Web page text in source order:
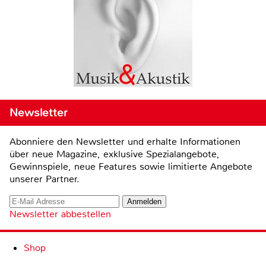
Newsletter
Abonniere den Newsletter und erhalte Informationen
über neue Magazine, exklusive Spezialangebote,
Gewinnspiele, neue Features sowie limitierte Angebote
unserer Partner.
Newsletter abbestellen
Shop